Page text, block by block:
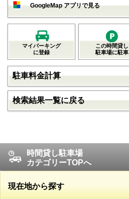
GoogleMap アプリで見る
マイパーキング
に登録
この時間貸し
駐車場に駐車
駐車料金計算
検索結果一覧に戻る
時間貸し駐車場
カテゴリーTOPへ
現在地から探す